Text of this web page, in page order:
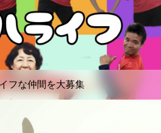
フな仲間を大募集